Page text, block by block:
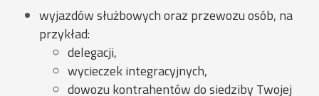
wyjazdów służbowych oraz przewozu osób, na
przykład:
delegacji,
wycieczek integracyjnych,
dowozu kontrahentów do siedziby Twojej